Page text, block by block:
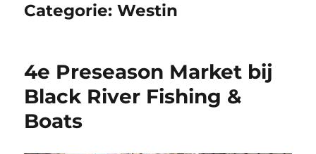
Categorie:Westin
4e Preseason Market bij
Black River Fishing &
Boats